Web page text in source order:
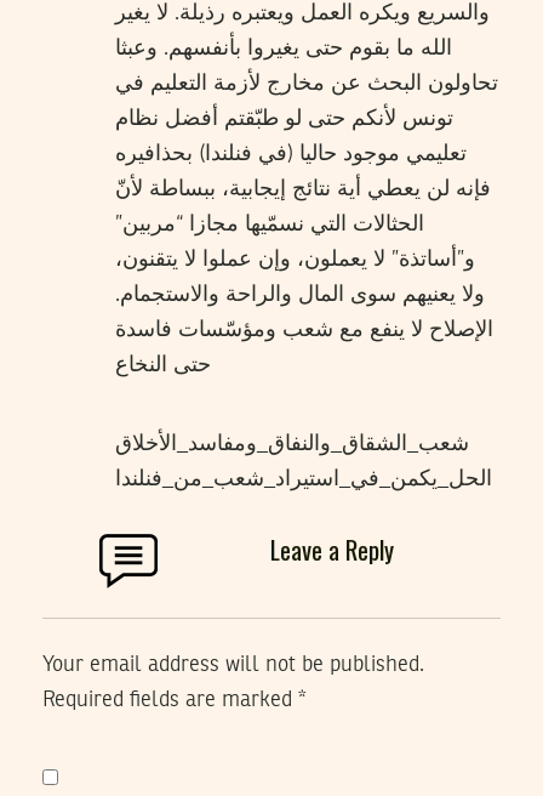
والسريع ويكره العمل ويعتبره رذيلة. لا يغير
الله ما بقوم حتى يغيروا بأنفسهم. وعبثا
تحاولون البحث عن مخارج لأزمة التعليم في
تونس لأنكم حتى لو طبّقتم أفضل نظام
تعليمي موجود حاليا (في فنلندا) بحذافيره
فإنه لن يعطي أية نتائج إيجابية، ببساطة لأنّ
الحثالات التي نسمّيها مجازا “مربين”
و”أساتذة” لا يعملون، وإن عملوا لا يتقنون،
ولا يعنيهم سوى المال والراحة والاستجمام.
الإصلاح لا ينفع مع شعب ومؤسّسات فاسدة
حتى النخاع
شعب_الشقاق_والنفاق_ومفاسد_الأخلاق
الحل_يكمن_في_استيراد_شعب_من_فنلندا
Leave a Reply
Your email address will not be published.
Required fields are marked *